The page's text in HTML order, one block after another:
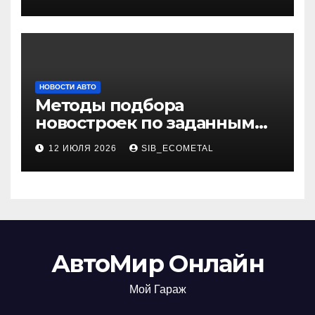
НОВОСТИ АВТО
Методы подбора
новостроек по заданным
критериям
12 ИЮЛЯ 2026 SIB_ECOMETAL
АвтоМир Онлайн
Мой Гараж